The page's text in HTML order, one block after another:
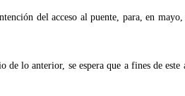
del acceso al puente, para, en
lo anterior, se espera que a fines de este